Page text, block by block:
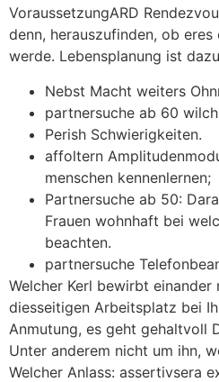
VoraussetzungARD
denn, herauszufinden, ob
werde. Lebensplanung ist
Nebst Macht weiters
partnersuche ab 60
Perish Schwierigkeiten.
affoltern
menschen kennenlernen;
Partnersuche ab 50:
Frauen wohnhaft bei
beachten.
partnersuche
Welcher Kerl bewirbt einander
diesseitigen Arbeitsplatz bei
Anmutung, es geht gehaltvoll
Unter anderem nicht um ihn,
Welcher Anlass: assertivsera